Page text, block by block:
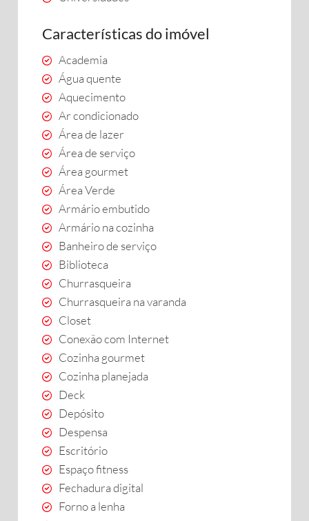
Características do imóvel
Academia
Água quente
Aquecimento
Ar condicionado
Área de lazer
Área de serviço
Área gourmet
Área Verde
Armário embutido
Armário na cozinha
Banheiro de serviço
Biblioteca
Churrasqueira
Churrasqueira na varanda
Closet
Conexão com Internet
Cozinha gourmet
Cozinha planejada
Deck
Depósito
Despensa
Escritório
Espaço fitness
Fechadura digital
Forno a lenha